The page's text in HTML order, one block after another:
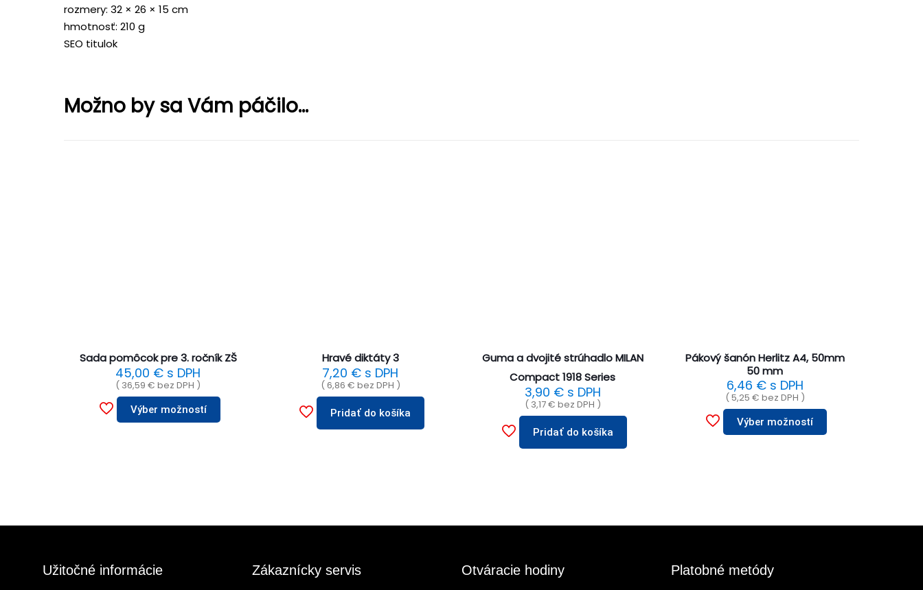
rozmery: 32 × 26 × 15 cm
hmotnosť: 210 g
SEO titulok
Možno by sa Vám páčilo...
Sada pomôcok pre 3. ročník ZŠ
45,00 € s DPH
( 36,59€ bez DPH )
Výber možností
Hravé diktáty 3
7,20 € s DPH
(6,86 € bez DPH )
Pridať do košíka
Guma a dvojité strúhadlo MILAN
Compact 1918 Series
3,90 €s DPH
( 3,17€ bez DPH )
Pridať do košíka
Pákový šanón Herlitz A4, 50mm
50 mm
6,46 €s DPH
(5,25 € bez DPH )
Výber možností
Užitočné informácie Zákaznícky servis Otváracie hodiny Platobné metódy